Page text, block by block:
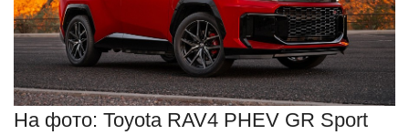
На фото: Toyota RAV4 PHEV GR Sport